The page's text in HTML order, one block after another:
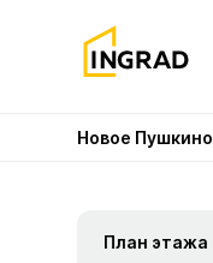
Новое Пушкино
План этажа